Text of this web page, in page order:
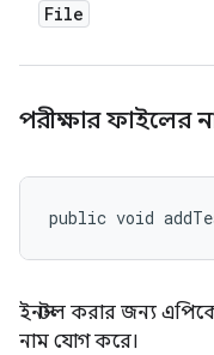
File
পরীক্ষার ফাইলের
public void
ইনস্টল করার জন্য
নাম যোগ করে।